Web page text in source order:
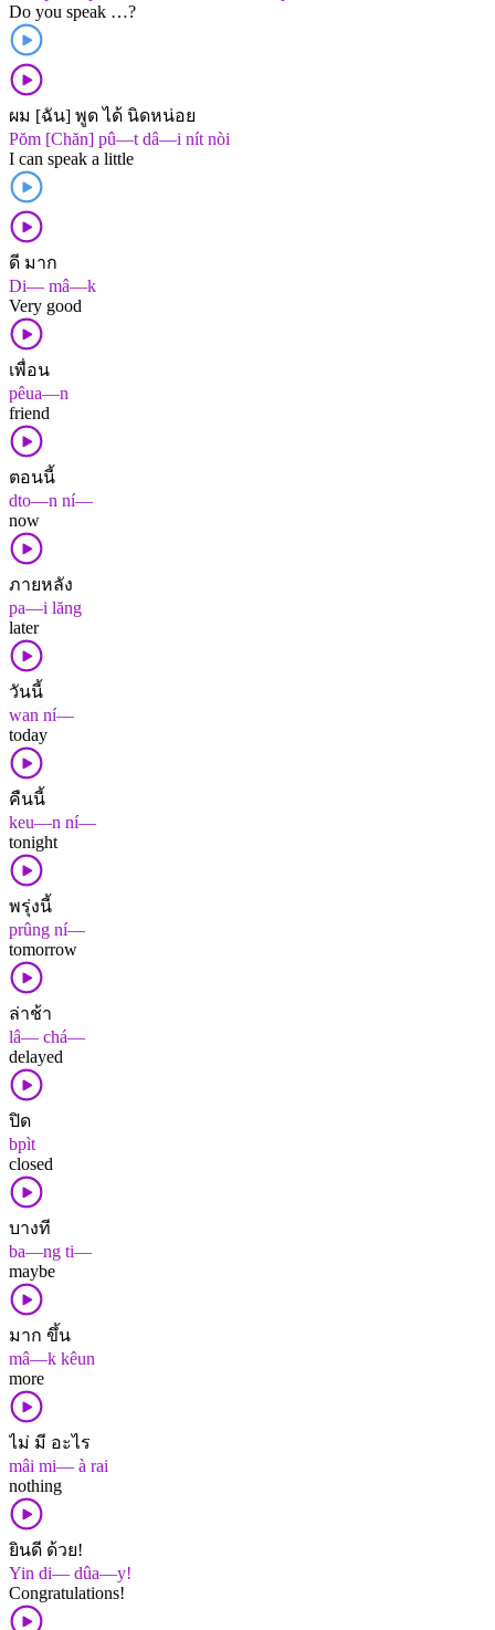
Do you speak …?
ผม [ฉัน] พูด ได้ นิดหน่อย
Pŏm [Chăn] pû—t dâ—i nít nòi
I can speak a little
ดี มาก
Di— mâ—k
Very good
เพื่อน
pêua—n
friend
ตอนนี้
dto—n ní—
now
ภายหลัง
pa—i lăng
later
วันนี้
wan ní—
today
คืนนี้
keu—n ní—
tonight
พรุ่งนี้
prûng ní—
tomorrow
ล่าช้า
lâ— chá—
delayed
ปิด
bpìt
closed
บางที
ba—ng ti—
maybe
มาก ขึ้น
mâ—k kêun
more
ไม่ มี อะไร
mâi mi— à rai
nothing
ยินดี ด้วย!
Yin di— dûa—y!
Congratulations!